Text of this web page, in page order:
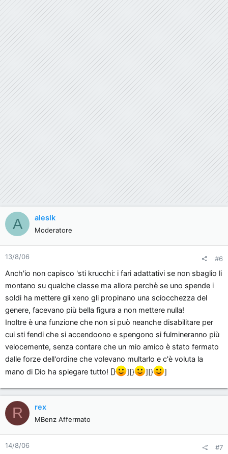
A aleslk
Moderatore
13/8/06 #6
Anch'io non capisco 'sti krucchi: i fari adattativi se non sbaglio li
montano su qualche classe ma allora perchè se uno spende i
soldi ha mettere gli xeno gli propinano una sciocchezza del
genere, facevano più bella figura a non mettere nulla!
Inoltre è una funzione che non si può neanche disabilitare per
cui sti fendi che si accendoono e spengono si fulmineranno più
velocemente, senza contare che un mio amico è stato fermato
dalle forze dell'ordine che volevano multarlo e c'è voluta la
mano di Dio ha spiegare tutto! [}
][} ][} ]
R rex
MBenz Affermato
14/8/06 #7